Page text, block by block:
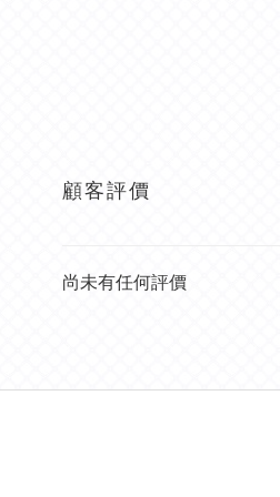
顧客評價
尚未有任何評價